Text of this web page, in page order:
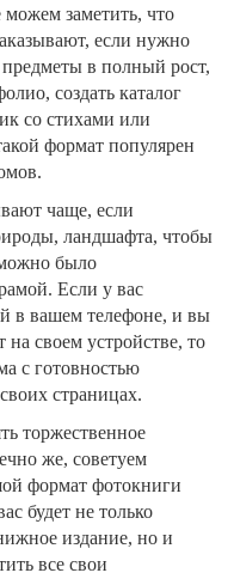
заметить, что
если нужно
в полный рост,
создать каталог
со стихами или
формат популярен
чаще, если
ландшафта, чтобы
было
Если у вас
в вашем телефоне, и вы
своем устройстве, то
с готовностью
страницах.
торжественное
же, советуем
формат фотокниги
будет не только
издание, но и
все свои